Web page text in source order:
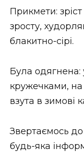
Прикмети:
зросту,
блакитно-сірі.
Була одягнена:
кружечками, на
взута в зимові
Звертаємось
будь-яка